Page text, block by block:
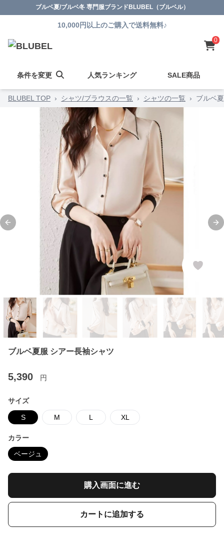
ブルベ夏/ブルベ冬 専門服ブランドBLUBEL（ブルベル）
10,000円以上のご購入で送料無料♪
0
条件を変更 人気ランキング SALE商品
BLUBEL TOP › シャツ/ブラウスの一覧 › シャツの一覧 › ブルベ
Previous slide
ブルベ夏服 シアー長袖シャツ
5,390 円
サイズ
S M L XL
カラー
ベージュ
購入画面に進む
カートに追加する